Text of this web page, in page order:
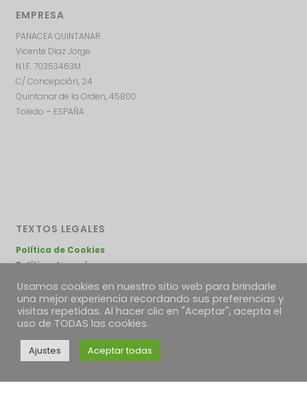
EMPRESA
PANACEA QUINTANAR
Vicente Díaz Jorge
N.I.F. 70353463M
C/ Concepción, 24
Quintanar de la Orden, 45800
Toledo – ESPAÑA
TEXTOS LEGALES
Política de Cookies
Política de envíos
Condiciones Generales
Desestimiento, devoluciones y reclamaciones
Usamos cookies en nuestro sitio web para brindarle
una mejor experiencia recordando sus preferencias y
visitas repetidas. Al hacer clic en "Aceptar", acepta el
uso de TODAS las cookies.
Ajustes Aceptar todas